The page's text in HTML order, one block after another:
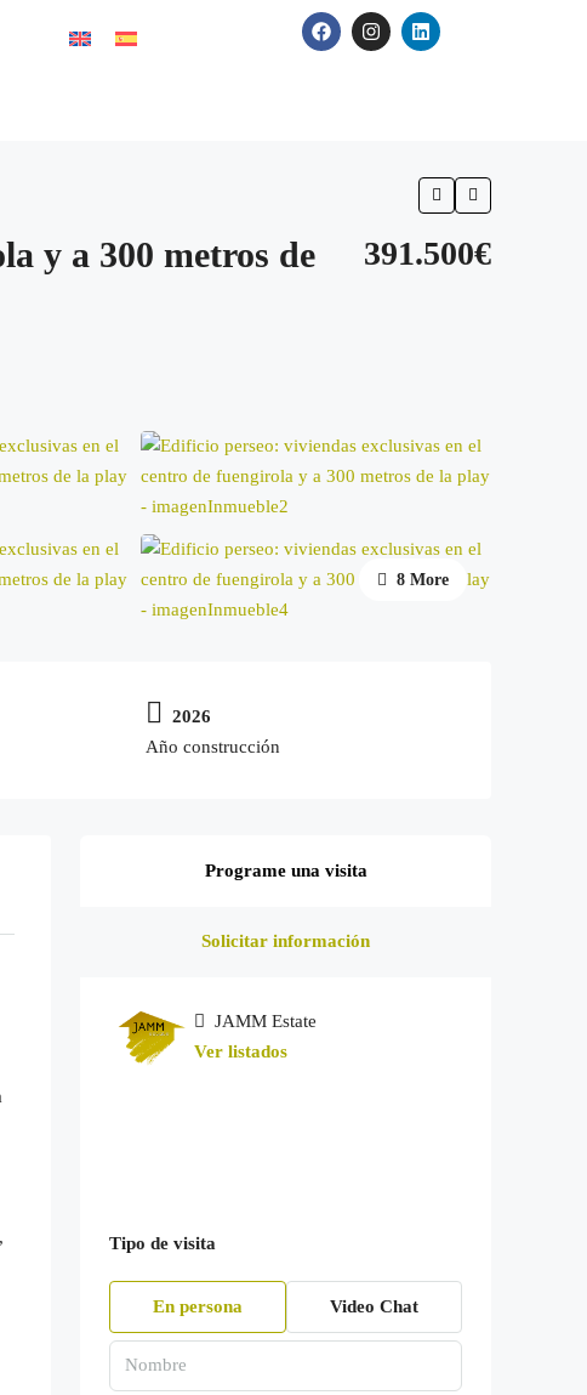
y a 300 metros de
391.500€
8 More
2026
Año construcción
Programe una visita
Solicitar información
JAMM Estate
Ver listados
Tipo de visita
En persona Video Chat